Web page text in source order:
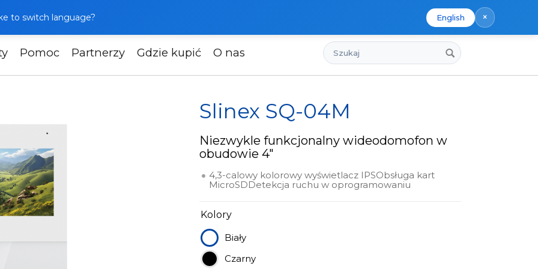
to switch language? English ×
Pomoc Partnerzy Gdzie kupić O nas Szukaj
Slinex SQ-04M
Slinex SQ-04M
Niezwykle funkcjonalny wideodomofon w
obudowie 4"
4,3-calowy kolorowy wyświetlacz IPSObsługa kart
MicroSDDetekcja ruchu w oprogramowaniu
Kolory
Biały
Czarny